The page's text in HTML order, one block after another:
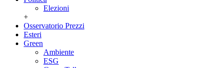
Elezioni
+
Osservatorio Prezzi
Esteri
Green
Ambiente
ESG